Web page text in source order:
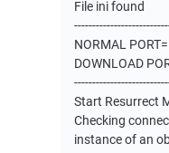
File ini found
NORMAL PORT=
DOWNLOAD
Start Resurrect
Checking
instance of an